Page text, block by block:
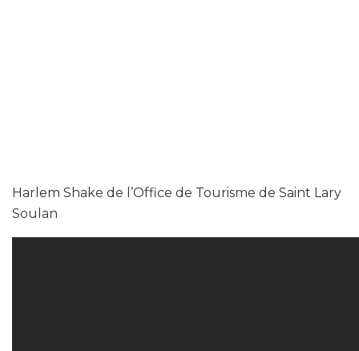
Harlem Shake de l’Office de Tourisme de Saint Lary
Soulan